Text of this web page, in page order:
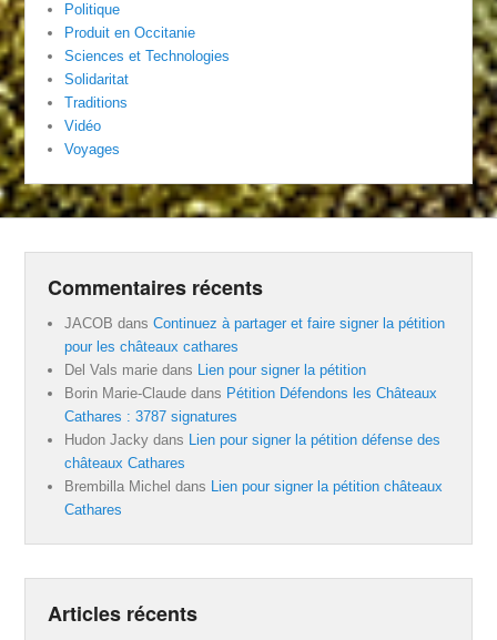
Politique
Produit en Occitanie
Sciences et Technologies
Solidaritat
Traditions
Vidéo
Voyages
Commentaires récents
JACOB dansContinuez à partager et faire signer la pétition
pour les châteaux cathares
Del Vals marie dans Lien pour signer la pétition
Borin Marie-Claude dans Pétition Défendons les Châteaux
Cathares : 3787 signatures
Hudon Jacky dans Lien pour signer la pétition défense des
châteaux Cathares
Brembilla Michel dans Lien pour signer la pétition châteaux
Cathares
Articles récents